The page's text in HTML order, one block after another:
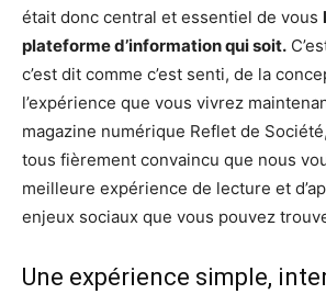
était donc central et essentiel de vous
plateforme d’information qui soit.
c’est dit comme c’est senti, de la
l’expérience que vous vivrez
magazine numérique Reflet de
tous fièrement convaincu que nous
meilleure expérience de lecture et
enjeux sociaux que vous pouvez
Une expérience simple,